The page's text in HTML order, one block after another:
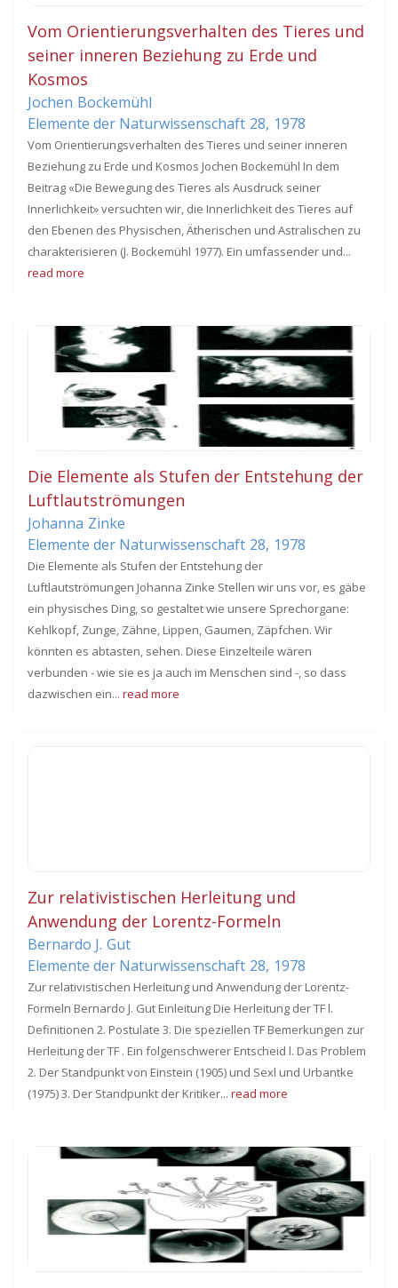
Vom Orientierungsverhalten des Tieres und
seiner inneren Beziehung zu Erde und
Kosmos
Jochen Bockemühl
Elemente der Naturwissenschaft 28, 1978
Vom Orientierungsverhalten des Tieres und seiner inneren
Beziehung zu Erde und Kosmos Jochen Bockemühl In dem
Beitrag «Die Bewegung des Tieres als Ausdruck seiner
Innerlichkeit» versuchten wir, die Innerlichkeit des Tieres auf
den Ebenen des Physischen, Ätherischen und Astralischen zu
charakterisieren (J. Bockemühl 1977). Ein umfassender und...
read more
Die Elemente als Stufen der Entstehung der
Luftlautströmungen
Johanna Zinke
Elemente der Naturwissenschaft 28, 1978
Die Elemente als Stufen der Entstehung der
Luftlautströmungen Johanna Zinke Stellen wir uns vor, es gäbe
ein physisches Ding, so gestaltet wie unsere Sprechorgane:
Kehlkopf, Zunge, Zähne, Lippen, Gaumen, Zäpfchen. Wir
könnten es abtasten, sehen. Diese Einzelteile wären
verbunden - wie sie es ja auch im Menschen sind -, so dass
dazwischen ein... read more
Zur relativistischen Herleitung und
Anwendung der Lorentz-Formeln
Bernardo J. Gut
Elemente der Naturwissenschaft 28, 1978
Zur relativistischen Herleitung und Anwendung der Lorentz-
Formeln Bernardo J. Gut Einleitung Die Herleitung der TF l.
Definitionen 2. Postulate 3. Die speziellen TF Bemerkungen zur
Herleitung der TF . Ein folgenschwerer Entscheid l. Das Problem
2. Der Standpunkt von Einstein (1905) und Sexl und Urbantke
(1975) 3. Der Standpunkt der Kritiker... read more